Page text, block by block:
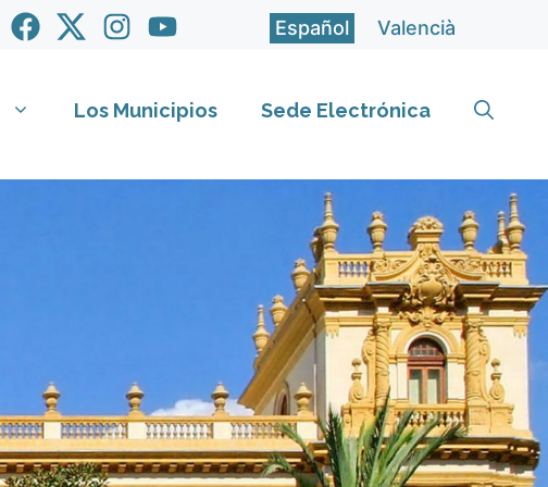
Español Valencià
Los Municipios Sede Electrónica